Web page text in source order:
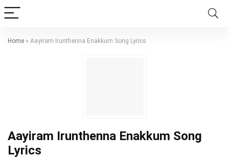
Home » Aayiram Irunthenna Enakkum Song Lyrics
Aayiram Irunthenna Enakkum Song
Lyrics